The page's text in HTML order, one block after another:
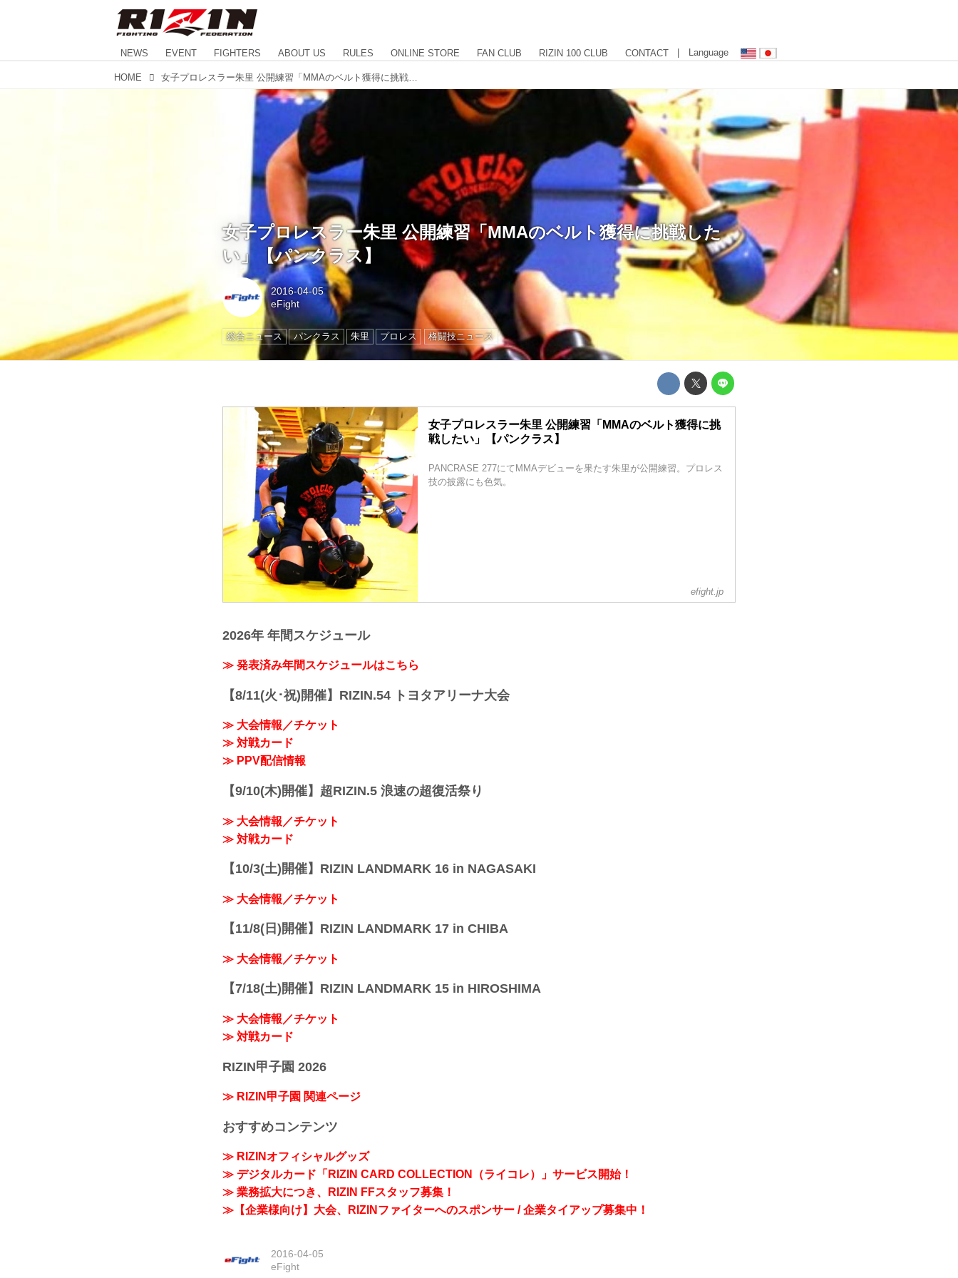
NEWS EVENT FIGHTERS ABOUT US RULES ONLINE STORE FAN CLUB RIZIN 100 CLUB CONTACT | Language
HOME
女子プロレスラー朱里 公開練習「MMAのベルト獲得に挑戦した
い」【パンクラス】
2016-04-05
eFight
総合ニュース パンクラス 朱里 プロレス 格闘技ニュース
女子プロレスラー朱里 公開練習「MMAのベルト獲得に挑
戦したい」【パンクラス】
PANCRASE 277にてMMAデビューを果たす朱里が公開練習。プロレス
技の披露にも色気。
efight.jp
2026年 年間スケジュール
≫ 発表済み年間スケジュールはこちら
【8/11(火･祝)開催】RIZIN.54 トヨタアリーナ大会
≫ 大会情報／チケット
≫ 対戦カード
≫ PPV配信情報
【9/10(木)開催】超RIZIN.5 浪速の超復活祭り
≫ 大会情報／チケット
≫ 対戦カード
【10/3(土)開催】RIZIN LANDMARK 16 in NAGASAKI
≫ 大会情報／チケット
【11/8(日)開催】RIZIN LANDMARK 17 in CHIBA
≫ 大会情報／チケット
【7/18(土)開催】RIZIN LANDMARK 15 in HIROSHIMA
≫ 大会情報／チケット
≫ 対戦カード
RIZIN甲子園 2026
≫ RIZIN甲子園 関連ページ
おすすめコンテンツ
≫ RIZINオフィシャルグッズ
≫ デジタルカード「RIZIN CARD COLLECTION（ライコレ）」サービス開始！
≫ 業務拡大につき、RIZIN FFスタッフ募集！
≫【企業様向け】大会、RIZINファイターへのスポンサー / 企業タイアップ募集中！
2016-04-05
eFight